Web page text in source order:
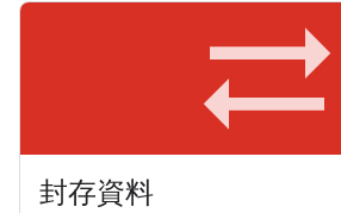
sync_alt
封存資料